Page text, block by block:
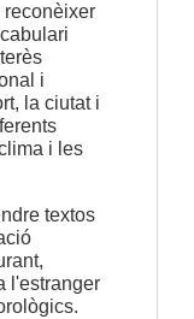
reconèixer
i
la ciutat i
i les
textos
l'estranger